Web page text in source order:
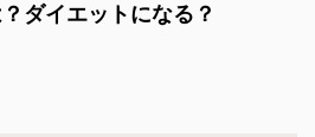
ダイエットになる？